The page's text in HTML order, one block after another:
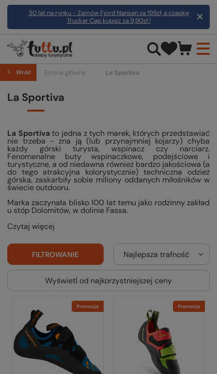
30 lat na rynku - Zamów Fjord Nansen za 199zł, a czapkę
Trucker Cap kupisz za 9,90zł !
Wróć Strona główna La Sportiva
La Sportiva
La Sportivato jedna z tych marek, których przedstawiać
nie trzeba - zna ją (lub przynajmniej kojarzy) chyba
każdy górski turysta, wspinacz czy narciarz.
Fenomenalne buty wspinaczkowe, podejściowe i
turystyczne, a od niedawna również bardzo jakościowa (a
do tego atrakcyjna kolorystycznie) techniczna odzież
górska, zaskarbiły sobie miliony oddanych miłośników w
świecie outdooru.
Marka zaczynała blisko 100 lat temu jako rodzinny zakład
u stóp Dolomitów, w dolinie Fassa.
Czytaj więcej
Najlepsza trafność
FILTROWANIE
Wyświetl od najkorzystniejszej ceny
Promocja Promocja